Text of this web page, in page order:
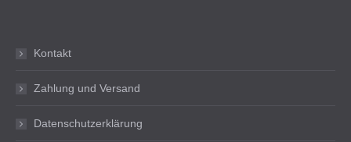
Kontakt
Zahlung und Versand
Datenschutzerklärung